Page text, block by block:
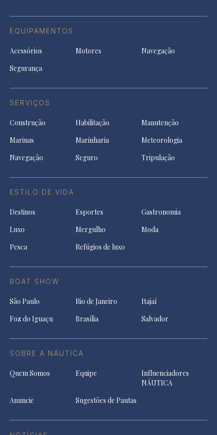
EQUIPAMENTOS
Acessórios Motores
Navegação
Segurança
SERVIÇOS
Construção Habilitação
Manutenção
Marinas
Marinharia
Meteorologia
Navegação
Seguro Tripulação
ESTILO DE VIDA
Destinos Esportes
Gastronomia
Luxo
Mergulho
Moda
Pesca
Refúgios de luxo
BOAT SHOW
São Paulo Rio de Janeiro
Itajaí
Foz do Iguaçu
Brasília Salvador
SOBRE A NÁUTICA
Quem Somos Equipe
Influenciadores
NÁUTICA
Anuncie
Sugestões de Pautas